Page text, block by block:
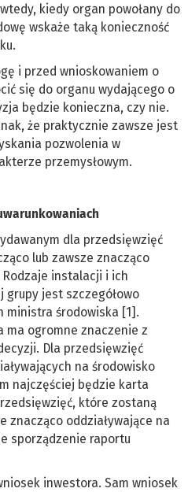
kiedy organ powołany do
wskaże taką konieczność
i przed wnioskowaniem o
się do organu wydającego o
będzie konieczna, czy nie.
że praktycznie zawsze jest
pozwolenia w
przemysłowym.
dla przedsięwzięć
lub zawsze znacząco
Rodzaje instalacji i ich
grupy jest szczegółowo
ministra środowiska [1].
ma ogromne znaczenie z
Dla przedsięwzięć
na środowisko
najczęściej będzie karta
które zostaną
znacząco oddziaływające na
sporządzenie raportu
inwestora. Sam wniosek